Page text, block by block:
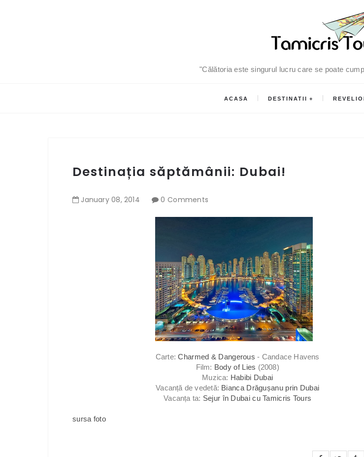
"Călătoria este singurul lucru care se poate
ACASA DESTINATII
Destinația săptămânii: Dubai!
January 08, 2014 0 Comments
Carte:Charmed & Dangerous - Candace Havens
Film: Body of Lies (2008)
Muzica: Habibi Dubai
Vacanță de vedetă: Bianca Drăgușanu prin Dubai
Vacanța ta: Sejur în Dubai cu Tamicris Tours
sursa foto